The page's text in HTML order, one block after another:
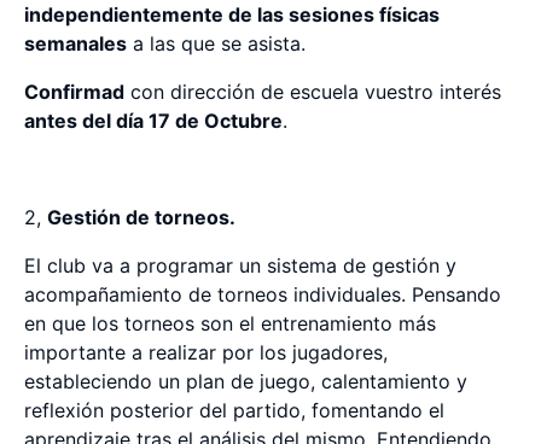
independientemente de las sesiones físicas
semanales a las que se asista.
Confirmad con dirección de escuela vuestro interés
antes del día 17 de Octubre.
2, Gestión de torneos.
El club va a programar un sistema de gestión y
acompañamiento de torneos individuales. Pensando
en que los torneos son el entrenamiento más
importante a realizar por los jugadores,
estableciendo un plan de juego, calentamiento y
reflexión posterior del partido, fomentando el